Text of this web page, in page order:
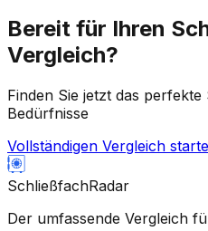
Bereit für Ihren
Vergleich?
Finden Sie jetzt das
Bedürfnisse
Vollständigen Vergleich
SchließfachRadar
Der umfassende Vergleich